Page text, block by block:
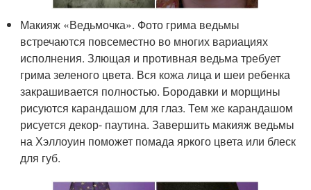
Макияж «Ведьмочка». Фото грима ведьмы
встречаются повсеместно во многих вариациях
исполнения. Злющая и противная ведьма требует
грима зеленого цвета. Вся кожа лица и шеи ребенка
закрашивается полностью. Бородавки и морщины
рисуются карандашом для глаз. Тем же карандашом
рисуется декор- паутина. Завершить макияж ведьмы
на Хэллоуин поможет помада яркого цвета или блеск
для губ.